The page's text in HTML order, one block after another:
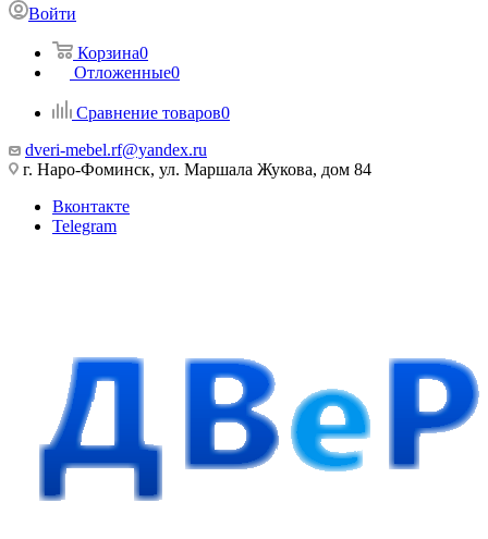
Войти
Корзина0
Отложенные0
Сравнение товаров0
dveri-mebel.rf@yandex.ru
г. Наро-Фоминск, ул. Маршала Жукова, дом 84
Вконтакте
Telegram